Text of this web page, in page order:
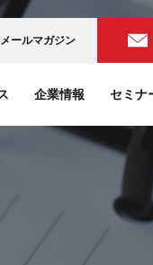
企業情報 セミナ
メールマガジン